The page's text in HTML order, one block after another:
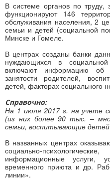
В системе органов по труду,
функционируют 146
обслуживания населения, 2
семьи и детей (социальной
Минске и Гомеле.
В центрах созданы банки
нуждающихся в
включают информацию об
занятости родителей,
детей, факторах социального
Справочно:
На 1 июля 2017 г. на учете
(из них более 90 тыс. –
семьи, воспитывающие
В названных центрах
социально-
информационные услуги,
временного приюта и др.
линии».